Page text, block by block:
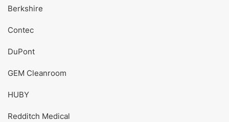
Berkshire
Contec
DuPont
GEM Cleanroom
HUBY
Redditch Medical